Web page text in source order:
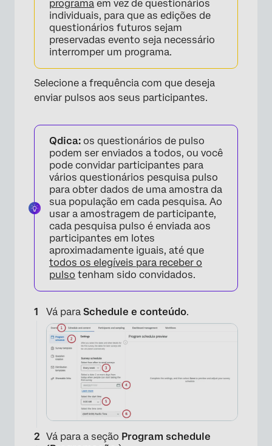
programa em vez de questionários
individuais, para que as edições de
questionários futuros sejam
preservadas evento seja necessário
interromper um programa.
Selecione a frequência com que deseja
enviar pulsos aos seus participantes.
Qdica: os questionários de pulso
podem ser enviados a todos, ou você
pode convidar participantes para
vários questionários pesquisa pulso
para obter dados de uma amostra da
sua população em cada pesquisa. Ao
usar a amostragem de participante,
cada pesquisa pulso é enviada aos
participantes em lotes
aproximadamente iguais, até que
todos os elegíveis para receber o
pulso tenham sido convidados.
Vá para Schedule e conteúdo.
Vá para a seção Program schedule